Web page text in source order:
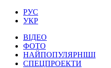
РУС
УКР
ВІДЕО
ФОТО
НАЙПОПУЛЯРНІШІ
СПЕЦПРОЕКТИ